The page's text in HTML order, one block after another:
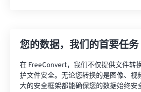
您的数据，我们的首要任务
在 FreeConvert，我们不仅提供文件转
护文件安全。无论您转换的是图像、视
大的安全框架都能确保您的数据始终安